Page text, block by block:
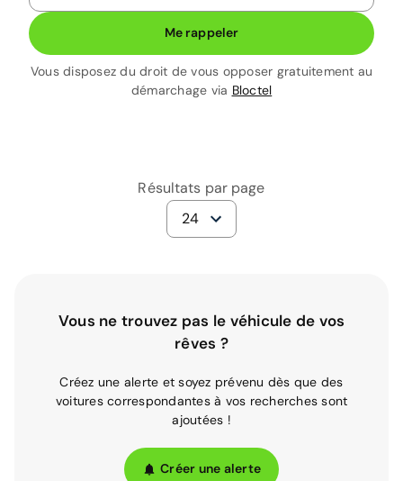
Me rappeler
Vous disposez du droit de vous opposer gratuitement au
démarchage via Bloctel
Résultats par page
24
Vous ne trouvez pas le véhicule de vos
rêves ?
Créez une alerte et soyez prévenu dès que des
voitures correspondantes à vos recherches sont
ajoutées !
Créer une alerte